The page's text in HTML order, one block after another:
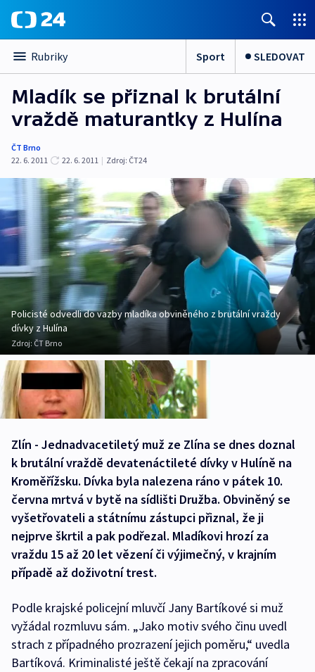
Rubriky Sport SLEDOVAT
Mladík se přiznal k brutální
vraždě maturantky z Hulína
ČT Brno
22. 6. 2011
22. 6. 2011 | Zdroj: ČT24
Policisté odvedli do vazby mladíka obviněného z brutální vraždy
dívky z Hulína
Zdroj: ČT Brno
Zlín - Jednadvacetiletý muž ze Zlína se dnes doznal
k brutální vraždě devatenáctileté dívky v Hulíně na
Kroměřížsku. Dívka byla nalezena ráno v pátek 10.
června mrtvá v bytě na sídlišti Družba. Obviněný se
vyšetřovateli a státnímu zástupci přiznal, že ji
nejprve škrtil a pak podřezal. Mladíkovi hrozí za
vraždu 15 až 20 let vězení či výjimečný, v krajním
případě až doživotní trest.
Podle krajské policejní mluvčí Jany Bartíkové si muž
vyžádal rozmluvu sám. „Jako motiv svého činu uvedl
strach z případného prozrazení jejich poměru,“ uvedla
Bartíková. Kriminalisté ještě čekají na zpracování